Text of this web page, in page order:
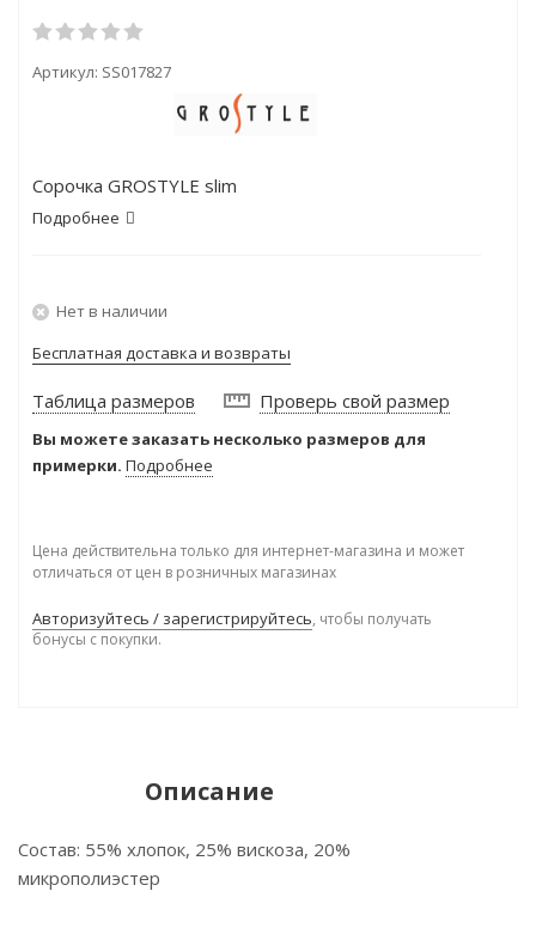
Артикул: SS017827
Сорочка GROSTYLE slim
Подробнее
Нет в наличии
Бесплатная доставка и возвраты
Таблица размеров Проверь свой размер
Вы можете заказать несколько размеров для
примерки. Подробнее
Цена действительна только для интернет-магазина и может
отличаться от цен в розничных магазинах
Авторизуйтесь / зарегистрируйтесь, чтобы получать
бонусы с покупки.
Описание
Состав: 55% хлопок, 25% вискоза, 20%
микрополиэстер